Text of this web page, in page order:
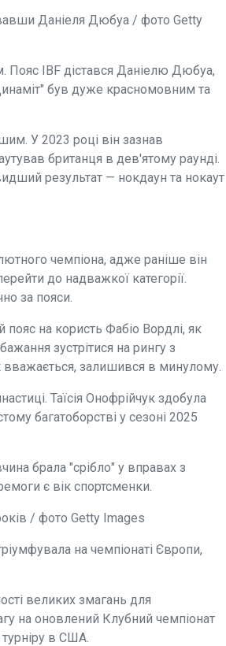
Даніеля Дюбуа / фото Getty
Пояс IBF дістався Даніелю Дюбуа,
був дуже красномовним та
У 2023 році він зазнав
британця в дев'ятому раунді.
результат — нокдаун та нокаут
чемпіона, адже раніше він
до надважкої категорії.
за пояси.
на користь Фабіо Вордлі, як
зустрітися на рингу з
залишився в минулому.
Таїсія Онофрійчук здобула
багатоборстві у сезоні 2025
брала "срібло" у вправах з
є вік спортсменки.
/ фото Getty Images
на чемпіонаті Європи,
великих змагань для
на оновлений Клубний чемпіонат
турніру в США.